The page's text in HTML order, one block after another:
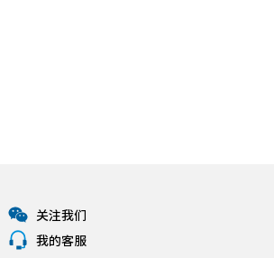
关注我们
我的客服